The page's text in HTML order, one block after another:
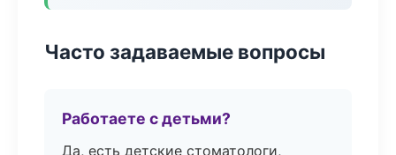
Часто задаваемые вопросы
Работаете с детьми?
Да, есть детские стоматологи,